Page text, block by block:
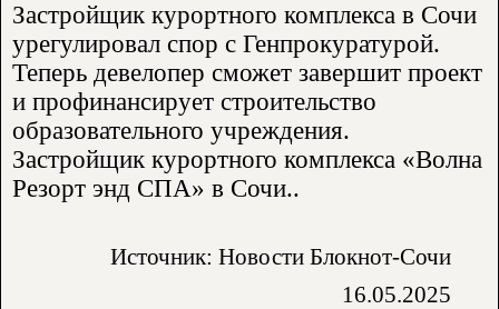
Застройщик курортного комплекса в Сочи
урегулировал спор с Генпрокуратурой.
Теперь девелопер сможет завершит проект
и профинансирует строительство
образовательного учреждения.
Застройщик курортного комплекса «Волна
Резорт энд СПА» в Сочи..
Источник: Новости Блокнот-Сочи
16.05.2025